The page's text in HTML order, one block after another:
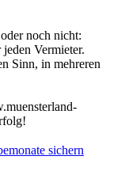
noch nicht:
Vermieter.
Sinn, in mehreren
sichern